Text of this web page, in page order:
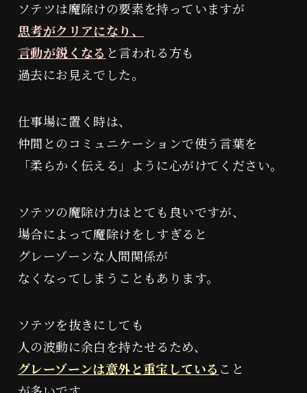
ソテツは魔除けの要素を持っていますが
思考がクリアになり、
言動が鋭くなる と言われる方も
過去にお見えでした。
仕事場に置く時は、
仲間とのコミュニケーションで使う言葉を
「柔らかく伝える」ように心がけてください。
ソテツの魔除け力はとても良いですが、
場合によって魔除けをしすぎると
グレーゾーンな人間関係が
なくなってしまうこともあります。
ソテツを抜きにしても
人の波動に余白を持たせるため、
グレーゾーンは意外と重宝している こと